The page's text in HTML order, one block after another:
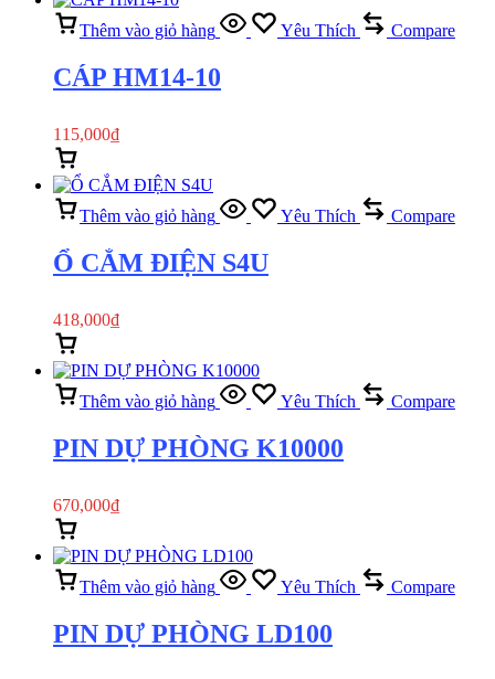
Thêm vào giỏ hàng Yêu Thích Compare
CÁP HM14-10
115,000₫
Thêm vào giỏ hàng Yêu Thích Compare
Ổ CẮM ĐIỆN S4U
418,000₫
Thêm vào giỏ hàng Yêu Thích Compare
PIN DỰ PHÒNG K10000
670,000₫
Thêm vào giỏ hàng Yêu Thích Compare
PIN DỰ PHÒNG LD100